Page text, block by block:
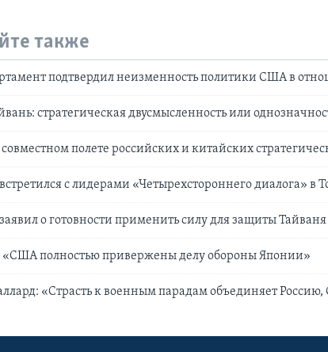
также
подтвердил неизменность политики США в
стратегическая двусмысленность или
полете российских и китайских
с лидерами «Четырехстороннего диалога» в
о готовности применить силу для защиты Тайваня
«США полностью привержены делу обороны Японии»
«Страсть к военным парадам объединяет